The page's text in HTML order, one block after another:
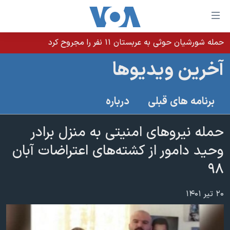
لینکهای
قابل
دسترسی
جهش
اصلی
جهش
به
صفحه
اصلی
جهش
جستجو
خانه
نسخه سبک وب‌سایت
آمریکا
جهان
ورزشی
ویژه برنامه‌ها
ویدیوها
برنامه های تلویزیونی
جدول برنامه ها
صفحه‌های ویژه
جام جهانی ۲۰۲۶
۲۵۰سالگی آمریکا
بایگانی برنامه‌های تلویزیونی
فرکانس‌های صدای آمریکا
یادگیری زبان انگلیسی
حمله شورشیان حوثی به عربستان ۱۱ نفر را مجروح کرد
آخرین ویدیوها
برنامه های قبلی درباره
حمله نیروهای امنیتی به منزل برادر
وحید دامور از کشته‌های اعتراضات آبان
۹۸
۲۰ تیر ۱۴۰۱